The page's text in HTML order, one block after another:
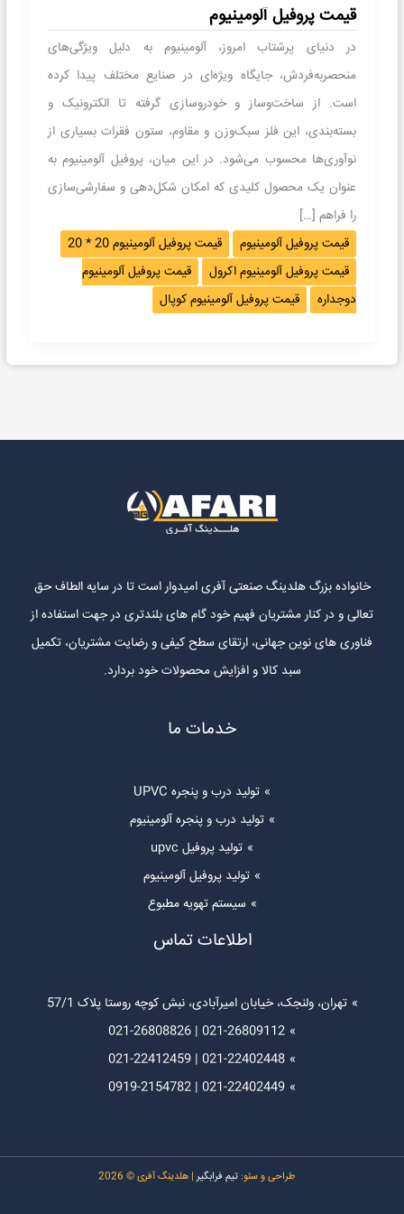
قیمت پروفیل آلومینیوم
در دنیای پرشتاب امروز، آلومینیوم به دلیل ویژگی‌های
منحصربه‌فردش، جایگاه ویژه‌ای در صنایع مختلف پیدا کرده
است. از ساخت‌وساز و خودروسازی گرفته تا الکترونیک و
بسته‌بندی، این فلز سبک‌وزن و مقاوم، ستون فقرات بسیاری از
نوآوری‌ها محسوب می‌شود. در این میان، پروفیل آلومینیوم به
عنوان یک محصول کلیدی که امکان شکل‌دهی و سفارشی‌سازی
را فراهم […]
قیمت پروفیل آلومینیوم
قیمت پروفیل آلومینیوم 20 * 20
قیمت پروفیل آلومینیوم اکرول
قیمت پروفیل آلومینیوم
دوجداره
قیمت پروفیل آلومینیوم کوپال
خانواده بزرگ هلدینگ صنعتی آفری امیدوار است تا در سایه الطاف حق
تعالی و در کنار مشتریان فهیم خود گام های بلندتری در جهت استفاده از
فناوری های نوین جهانی، ارتقای سطح کیفی و رضایت مشتریان، تکمیل
سبد کالا و افزایش محصولات خود بردارد.
خدمات ما
تولید درب و پنجره UPVC
تولید درب و پنجره آلومینیوم
تولید پروفیل upvc
تولید پروفیل آلومینیوم
سیستم تهویه مطبوع
اطلاعات تماس
تهران، ولنجک، خیابان امیرآبادی، نبش کوچه روستا پلاک 57/1
021-26809112
|
021-26808826
021-22402448
|
021-22412459
021-22402449
|
0919-2154782
طراحی و سئو:تیم فرابگیر | هلدینگ آفری © 2026